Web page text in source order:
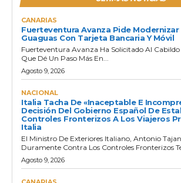
CANARIAS
Fuerteventura Avanza Pide Modernizar
Guaguas Con Tarjeta Bancaria Y Móvil
Fuerteventura Avanza Ha Solicitado Al
Que Dé Un Paso Más En...
Agosto 9, 2026
NACIONAL
Italia Tacha De «inaceptable E
Decisión Del Gobierno Español De
Controles Fronterizos A Los Viajeros
Italia
El Ministro De Exteriores Italiano, Antonio
Duramente Contra Los Controles Fronterizos
Agosto 9, 2026